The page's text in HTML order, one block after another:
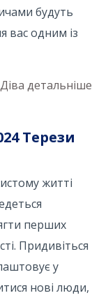
будуть
вас одним із
детальніше
Терези
житті
перших
Придивіться
у
нові люди,